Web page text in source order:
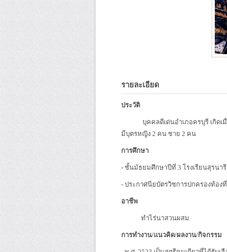
รายละเอียด
ประวัติ
บุคคลดีเด่นอำเภอครบุรี เกิดเมื่อ
มีบุตรหญิง 2 คน ชาย 2 คน
การศึกษา
- ชั้นมัธยมศึกษาปีที่ 3 โรงเรียนสุรนารี
- ประกาศนียบัตรวิชการปกครองท้อ
อาชีพ
ทำไร่นาสวนผสม
การทำงาน/แนวคิด/ผลงาน/กิจกรรม